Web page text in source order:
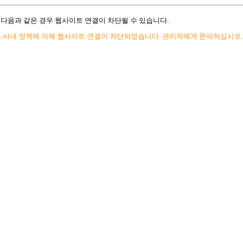
다음과 같은 경우 웹사이트 연결이 차단될 수 있습니다.
-사내 정책에 의해 웹사이트 연결이 차단되었습니다. 관리자에게 문의하십시오.